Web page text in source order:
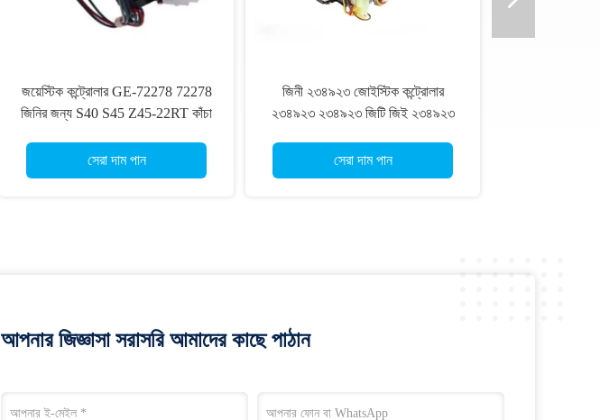
জয়েস্টিক কন্ট্রোলার GE-72278 72278
জিনির জন্য S40 S45 Z45-22RT কাঁচা
সেরা দাম পান
জিনী ২৩৪৯২৩ জোইস্টিক কন্ট্রোলার
২৩৪৯২৩ ২৩৪৯২৩ জিটি জিই ২৩৪৯২৩
জেডি-৪৫/২৫ পার্ট অন এয়ার লিফট
সেরা দাম পান
আপনার জিজ্ঞাসা সরাসরি আমাদের কাছে পাঠান